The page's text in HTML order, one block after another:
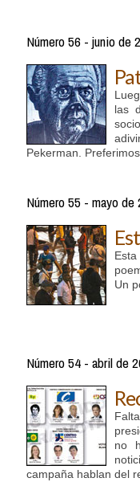
Número 56 - junio de
las
Pekerman.
Número 55 - mayo de
Un
Número 54 - abril de
no
campaña hablan del